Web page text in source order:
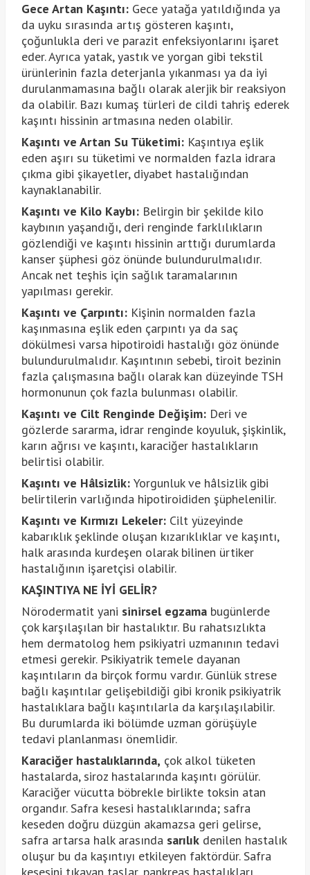
Gece Artan Kaşıntı:Gece yatağa yatıldığında ya
da uyku sırasında artış gösteren kaşıntı,
çoğunlukla deri ve parazit enfeksiyonlarını işaret
eder. Ayrıca yatak, yastık ve yorgan gibi tekstil
ürünlerinin fazla deterjanla yıkanması ya da iyi
durulanmamasına bağlı olarak alerjik bir reaksiyon
da olabilir. Bazı kumaş türleri de cildi tahriş ederek
kaşıntı hissinin artmasına neden olabilir.
Kaşıntı ve Artan Su Tüketimi: Kaşıntıya eşlik
eden aşırı su tüketimi ve normalden fazla idrara
çıkma gibi şikayetler, diyabet hastalığından
kaynaklanabilir.
Kaşıntı ve Kilo Kaybı: Belirgin bir şekilde kilo
kaybının yaşandığı, deri renginde farklılıkların
gözlendiği ve kaşıntı hissinin arttığı durumlarda
kanser şüphesi göz önünde bulundurulmalıdır.
Ancak net teşhis için sağlık taramalarının
yapılması gerekir.
Kaşıntı ve Çarpıntı: Kişinin normalden fazla
kaşınmasına eşlik eden çarpıntı ya da saç
dökülmesi varsa hipotiroidi hastalığı göz önünde
bulundurulmalıdır. Kaşıntının sebebi, tiroit bezinin
fazla çalışmasına bağlı olarak kan düzeyinde TSH
hormonunun çok fazla bulunması olabilir.
Kaşıntı ve Cilt Renginde Değişim: Deri ve
gözlerde sararma, idrar renginde koyuluk, şişkinlik,
karın ağrısı ve kaşıntı, karaciğer hastalıkların
belirtisi olabilir.
Kaşıntı ve Hâlsizlik: Yorgunluk ve hâlsizlik gibi
belirtilerin varlığında hipotiroididen şüphelenilir.
Kaşıntı ve Kırmızı Lekeler: Cilt yüzeyinde
kabarıklık şeklinde oluşan kızarıklıklar ve kaşıntı,
halk arasında kurdeşen olarak bilinen ürtiker
hastalığının işaretçisi olabilir.
KAŞINTIYA NE İYİ GELİR?
Nörodermatit yani sinirsel egzamabugünlerde
çok karşılaşılan bir hastalıktır. Bu rahatsızlıkta
hem dermatolog hem psikiyatri uzmanının tedavi
etmesi gerekir. Psikiyatrik temele dayanan
kaşıntıların da birçok formu vardır. Günlük strese
bağlı kaşıntılar gelişebildiği gibi kronik psikiyatrik
hastalıklara bağlı kaşıntılarla da karşılaşılabilir.
Bu durumlarda iki bölümde uzman görüşüyle
tedavi planlanması önemlidir.
Karaciğer hastalıklarında, çok alkol tüketen
hastalarda, siroz hastalarında kaşıntı görülür.
Karaciğer vücutta böbrekle birlikte toksin atan
organdır. Safra kesesi hastalıklarında; safra
keseden doğru düzgün akamazsa geri gelirse,
safra artarsa halk arasında sarılıkdenilen hastalık
oluşur bu da kaşıntıyı etkileyen faktördür. Safra